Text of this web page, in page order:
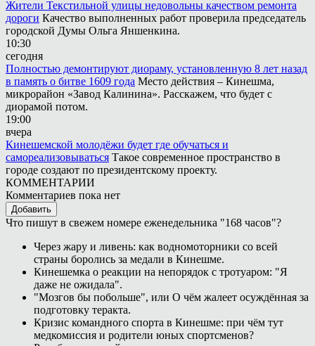
Жители Текстильной улицы недовольны качеством ремонта
дороги Качество выполненных работ проверила председатель
городской Думы Ольга Яншенкина.
10:30
сегодня
Полностью демонтируют диораму, установленную 8 лет назад
в память о битве 1609 года Место действия – Кинешма,
микрорайон «Завод Калинина». Расскажем, что будет с
диорамой потом.
19:00
вчера
Кинешемской молодёжи будет где обучаться и
самореализовываться Такое современное пространство в
городе создают по президентскому проекту.
КОММЕНТАРИИ
Комментариев пока нет
Добавить
Что пишут в свежем номере еженедельника "168 часов"?
Через жару и ливень: как водномоторники со всей
страны боролись за медали в Кинешме.
Кинешемка о реакции на непорядок с тротуаром: "Я
даже не ожидала".
"Мозгов бы побольше", или О чём жалеет осуждённая за
подготовку теракта.
Кризис командного спорта в Кинешме: при чём тут
медкомиссия и родители юных спортсменов?